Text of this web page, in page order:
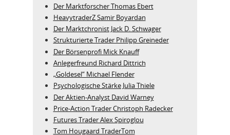
Der Marktforscher Thomas Ebert
HeavytraderZ Samir Boyardan
Der Marktchronist Jack D. Schwager
Strukturierte Trader Philipp Greineder
Der Börsenprofi Mick Knauff
Anlegerfreund Richard Dittrich
„Goldesel“ Michael Flender
Psychologische Stärke Julia Thiele
Der Aktien-Analyst David Warney
Price-Action Trader Christoph Radecker
Futures Trader Alex Spiroglou
Tom Hougaard TraderTom